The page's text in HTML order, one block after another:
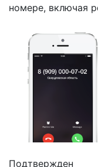
номере, включая
Подтвержден